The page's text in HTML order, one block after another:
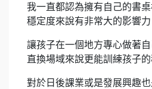
我一直都認為擁有自己的書
穩定度來說有非常大的影響力
讓孩子在一個地方專心做著
直換場域來說更能訓練孩子的
對於日後課業或是發展興趣也